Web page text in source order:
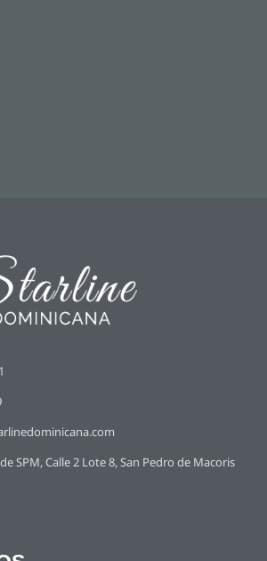
SPM, Calle 2 Lote 8, San Pedro de Macoris